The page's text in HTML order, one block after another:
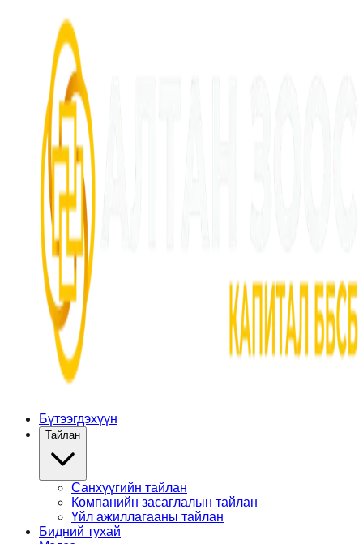
Бүтээгдэхүүн
Тайлан
Санхүүгийн тайлан
Компанийн засаглалын тайлан
Үйл ажиллагааны тайлан
Бидний тухай